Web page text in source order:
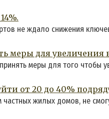
не ждало снижения
меры для увеличения
меры для того чтобы
от 20 до 40%
жилых домов, не